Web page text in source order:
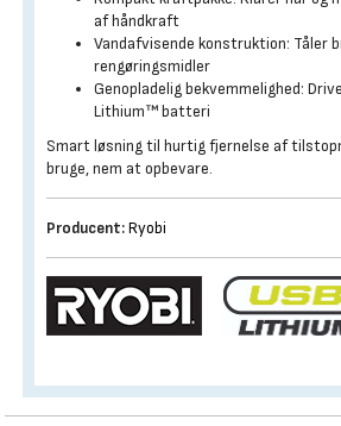
af håndkraft
Vandafvisende konstruktion: Tåler
rengøringsmidler
Genopladelig bekvemmelighed:
Lithium™ batteri
Smart løsning til hurtig fjernelse af
bruge, nem at opbevare.
Producent:Ryobi